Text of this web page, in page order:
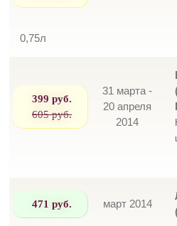
0,75л
399 руб.
605 руб.
31 марта -
20 апреля
2014
471 руб. март 2014